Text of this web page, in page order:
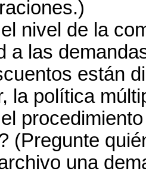
nivel de la
a las
están
la política
(Pregunte
una